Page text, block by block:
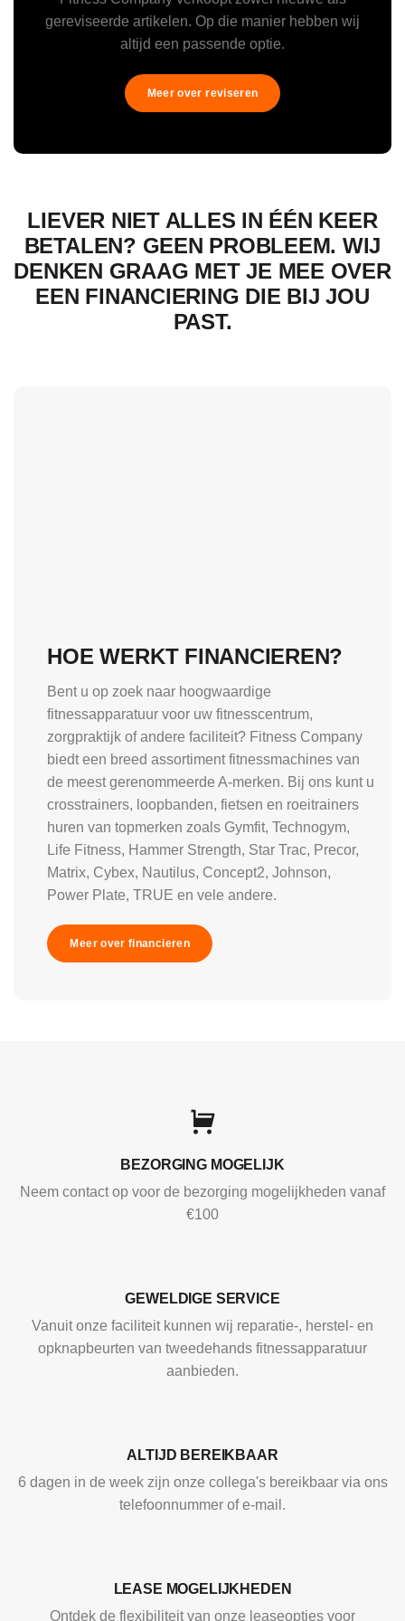
gereviseerde artikelen. Op die manier hebben wij
altijd een passende optie.
Meer over reviseren
LIEVER NIET ALLES IN ÉÉN KEER
BETALEN? GEEN PROBLEEM. WIJ
DENKEN GRAAG MET JE MEE OVER
EEN FINANCIERING DIE BIJ JOU
PAST.
HOE WERKT FINANCIEREN?
Bent u op zoek naar hoogwaardige
fitnessapparatuur voor uw fitnesscentrum,
zorgpraktijk of andere faciliteit? Fitness Company
biedt een breed assortiment fitnessmachines van
de meest gerenommeerde A-merken. Bij ons kunt u
crosstrainers, loopbanden, fietsen en roeitrainers
huren van topmerken zoals Gymfit, Technogym,
Life Fitness, Hammer Strength, Star Trac, Precor,
Matrix, Cybex, Nautilus, Concept2, Johnson,
Power Plate, TRUE en vele andere.
Meer over financieren
BEZORGING MOGELIJK
Neem contact op voor de bezorging mogelijkheden vanaf
€100
GEWELDIGE SERVICE
Vanuit onze faciliteit kunnen wij reparatie-, herstel- en
opknapbeurten van tweedehands fitnessapparatuur
aanbieden.
ALTIJD BEREIKBAAR
6 dagen in de week zijn onze collega's bereikbaar via ons
telefoonnummer of e-mail.
LEASE MOGELIJKHEDEN
Ontdek de flexibiliteit van onze leaseopties voor